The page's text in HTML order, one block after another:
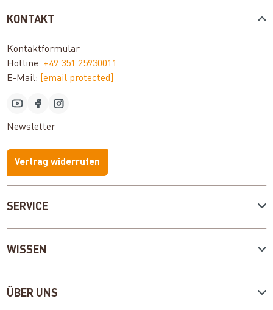
SERVICE
WISSEN
ÜBER UNS
KONTAKT
Kontaktformular
Hotline: +49 351 25930011
E-Mail: [email protected]
Newsletter
Vertrag widerrufen